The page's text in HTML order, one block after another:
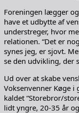
Foreningen lægger
have et udbytte af
understreger, hvor
relationen. “Det er
synes jeg, er sjovt.
se den udvikling, der
Ud over at skabe
Voksenvenner Køge
kaldet “Storebror/
lidt yngre, 20-35 år